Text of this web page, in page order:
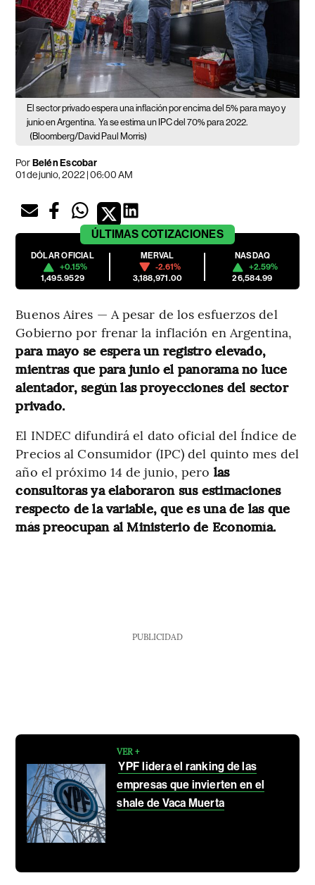
El sector privado espera una inflación por encima del 5% para mayo y
junio en Argentina. Ya se estima un IPC del 70% para 2022.
(Bloomberg/David Paul Morris)
PorBelén Escobar
01 de junio, 2022 | 06:00 AM
ÚLTIMAS COTIZACIONES
DÓLAR OFICIAL
+0.15%
1,495.9529
MERVAL
-2.61%
3,188,971.00
NASDAQ
+2.59%
26,584.99
Buenos Aires — A pesar de los esfuerzos del
Gobierno por frenar la inflación en Argentina,
para mayo se espera un registro elevado,
mientras que para junio el panorama no luce
alentador, según las proyecciones del sector
privado.
El INDEC difundirá el dato oficial del Índice de
Precios al Consumidor (IPC) del quinto mes del
año el próximo 14 de junio, pero las
consultoras ya elaboraron sus estimaciones
respecto de la variable, que es una de las que
más preocupan al Ministerio de Economía.
PUBLICIDAD
VER +
YPF lidera el ranking de las
empresas que invierten en el
shale de Vaca Muerta